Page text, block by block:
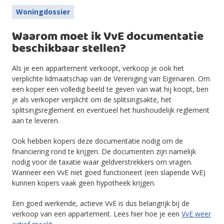
Woningdossier
Waarom moet ik VvE documentatie
beschikbaar stellen?
Als je een appartement verkoopt, verkoop je ook het
verplichte lidmaatschap van de Vereniging van Eigenaren. Om
een koper een volledig beeld te geven van wat hij koopt, ben
je als verkoper verplicht om de splitsingsakte, het
splitsingsreglement en eventueel het huishoudelijk reglement
aan te leveren.
Ook hebben kopers deze documentatie nodig om de
financiering rond te krijgen. De documenten zijn namelijk
nodig voor de taxatie waar geldverstrekkers om vragen.
Wanneer een VvE niet goed functioneert (een slapende VvE)
kunnen kopers vaak geen hypotheek krijgen.
Een goed werkende, actieve VvE is dus belangrijk bij de
verkoop van een appartement. Lees hier hoe je een VvE weer